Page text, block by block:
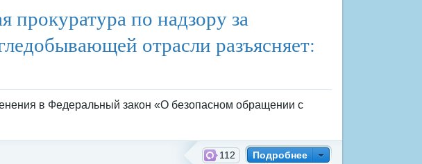
прокуратура по надзору за
отрасли разъясняет:
в Федеральный закон «О безопасном обращении с
Подробнее
112